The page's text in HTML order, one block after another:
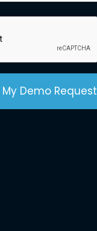
Demo Request